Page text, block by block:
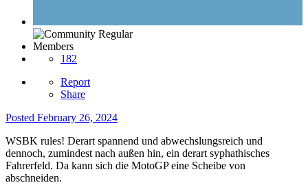
Members
182
Report
Share
Posted February 26, 2024
WSBK rules! Derart spannend und abwechslungsreich und
dennoch, zumindest nach außen hin, ein derart syphathisches
Fahrerfeld. Da kann sich die MotoGP eine Scheibe von
abschneiden.